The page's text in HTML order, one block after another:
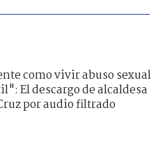
como vivir abuso sexual
El descargo de alcaldesa
por audio filtrado